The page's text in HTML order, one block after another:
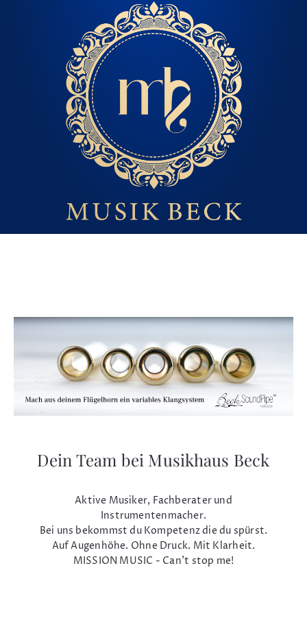
Dein Team bei Musikhaus Beck
Aktive Musiker, Fachberater und
Instrumentenmacher.
Bei uns bekommst du Kompetenz die du spürst.
Auf Augenhöhe. Ohne Druck. Mit Klarheit.
MISSION MUSIC - Can't stop me!